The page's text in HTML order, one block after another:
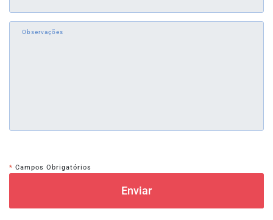
Observações
* Campos Obrigatórios
Enviar